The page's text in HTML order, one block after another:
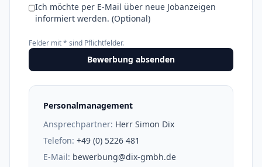
Ich möchte per E-Mail über neue Jobanzeigen
informiert werden. (Optional)
Felder mit * sind Pflichtfelder.
Bewerbung absenden
Personalmanagement
Ansprechpartner: Herr Simon Dix
Telefon: +49 (0) 5226 481
E-Mail: bewerbung@dix-gmbh.de